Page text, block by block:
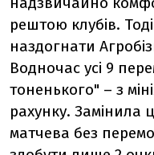
рештою клубів.
наздогнати
Водночас усі 9
тоненького" – з
рахунку. Замінила
матчева без